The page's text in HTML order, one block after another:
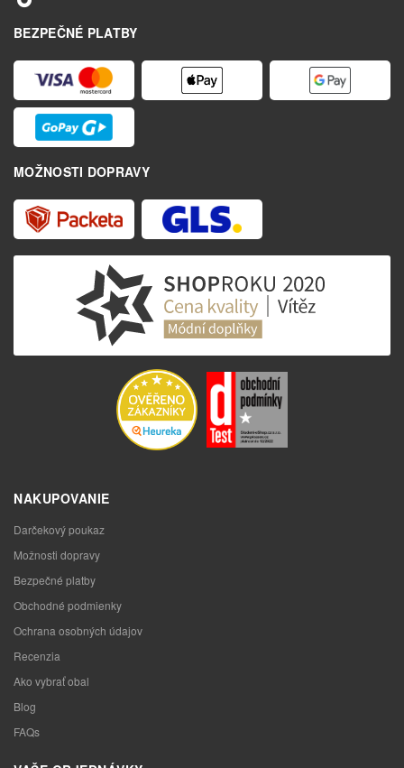
BEZPEČNÉ PLATBY
MOŽNOSTI DOPRAVY
NAKUPOVANIE
Darčekový poukaz
Možnosti dopravy
Bezpečné platby
Obchodné podmienky
Ochrana osobných údajov
Recenzia
Ako vybrať obal
Blog
FAQs